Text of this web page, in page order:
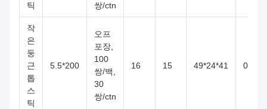
틱
쌍/ctn
작
은
둥
근
톱
스
틱
5.5*200
오프
포장,
100
쌍/백,
30
쌍/ctn
16 15 49*24*41 0.048